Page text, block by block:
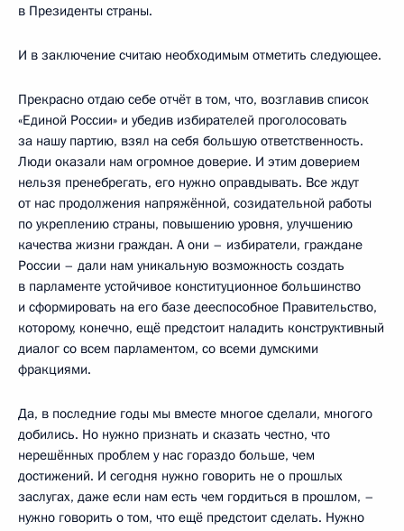
в Президенты страны.
И в заключение считаю необходимым отметить следующее.
Прекрасно отдаю себе отчёт в том, что, возглавив список
«Единой России» и убедив избирателей проголосовать
за нашу партию, взял на себя большую ответственность.
Люди оказали нам огромное доверие. И этим доверием
нельзя пренебрегать, его нужно оправдывать. Все ждут
от нас продолжения напряжённой, созидательной работы
по укреплению страны, повышению уровня, улучшению
качества жизни граждан. А они – избиратели, граждане
России – дали нам уникальную возможность создать
в парламенте устойчивое конституционное большинство
и сформировать на его базе дееспособное Правительство,
которому, конечно, ещё предстоит наладить конструктивный
диалог со всем парламентом, со всеми думскими
фракциями.
Да, в последние годы мы вместе многое сделали, многого
добились. Но нужно признать и сказать честно, что
нерешённых проблем у нас гораздо больше, чем
достижений. И сегодня нужно говорить не о прошлых
заслугах, даже если нам есть чем гордиться в прошлом, –
нужно говорить о том, что ещё предстоит сделать. Нужно